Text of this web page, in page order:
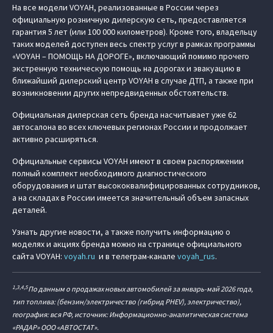
На все модели VOYAH, реализованные в России через
официальную розничную дилерскую сеть, предоставляется
гарантия 5 лет (или 100 000 километров). Кроме того, владельцу
таких моделей доступен весь спектр услуг в рамках программы
«VOYAH – ПОМОЩЬ НА ДОРОГЕ», включающий помимо прочего
экстренную техническую помощь на дорогах и эвакуацию в
ближайший дилерский центр VOYAH в случае ДТП, а также при
возникновении других непредвиденных обстоятельств.
Официальная дилерская сеть бренда насчитывает уже 62
автосалона во всех ключевых регионах России и продолжает
активно расширяться.
Официальные сервисы VOYAH имеют в своем распоряжении
полный комплект необходимого диагностического
оборудования и штат высококвалифицированных сотрудников,
а на складах в России имеется значительный объем запасных
деталей.
Узнать другие новости, а также получить информацию о
моделях и акциях бренда можно на странице официального
сайта VOYAH: voyah.ru и в телеграм-канале voyah_rus.
1,3,4,5По данным о продажах новых автомобилей за январь-май 2026 года,
тип топлива: (бензин/электричество (гибрид PHEV), электричество),
география: вся РФ, источник: Информационно-аналитическая система
«РАДАР» ООО «АВТОСТАТ».